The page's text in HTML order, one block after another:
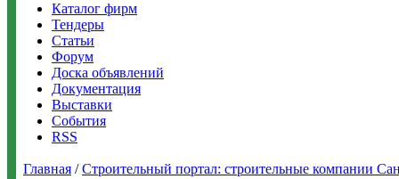
Каталог фирм
Тендеры
Статьи
Форум
Доска объявлений
Документация
Выставки
События
RSS
Главная /Строительный портал: строительные компании